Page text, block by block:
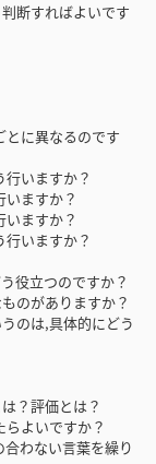
断すればよいです
に異なるのです
いますか？
ますか？
ますか？
いますか？
立つのですか？
のがありますか？
のは,具体的にどう
評価とは？
よいですか？
わない言葉を繰り